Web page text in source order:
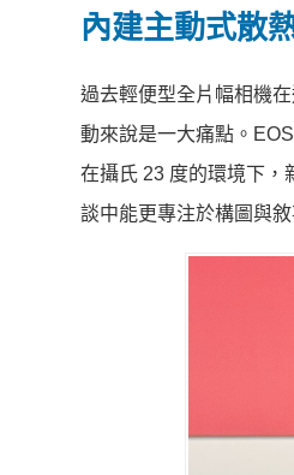
內建主動式散
過去輕便型全片幅相機
動來說是一大痛點。
在攝氏 23 度的環境下，
談中能更專注於構圖與